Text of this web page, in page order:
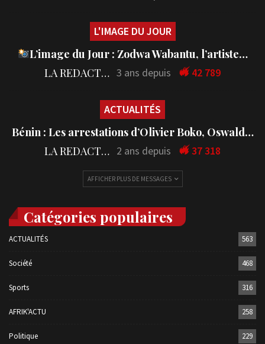
L'IMAGE DU JOUR
L’image du Jour : Zodwa Wabantu, l’artiste…
LA REDACTION 3 ans depuis 42 789
ACTUALITÉS
Bénin : Les arrestations d’Olivier Boko, Oswald…
LA REDACTION 2 ans depuis 37 318
AFFICHER PLUS DE MESSAGES
Catégories populaires
ACTUALITÉS 563
Société 468
Sports 316
AFRIK'ACTU 258
Politique 229